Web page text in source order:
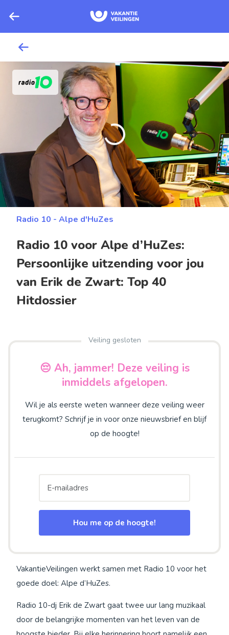
Radio 10 - Alpe d'HuZes
Radio 10 voor Alpe d’HuZes:
Persoonlijke uitzending voor jou
van Erik de Zwart: Top 40
Hitdossier
Veiling gesloten
😔 Ah, jammer! Deze veiling is
inmiddels afgelopen.
Wil je als eerste weten wanneer deze veiling weer
terugkomt? Schrijf je in voor onze nieuwsbrief en blijf
op de hoogte!
Hou me op de hoogte!
VakantieVeilingen werkt samen met Radio 10 voor het
goede doel: Alpe d’HuZes.
Radio 10-dj Erik de Zwart gaat twee uur lang muzikaal
door de belangrijke momenten van het leven van de